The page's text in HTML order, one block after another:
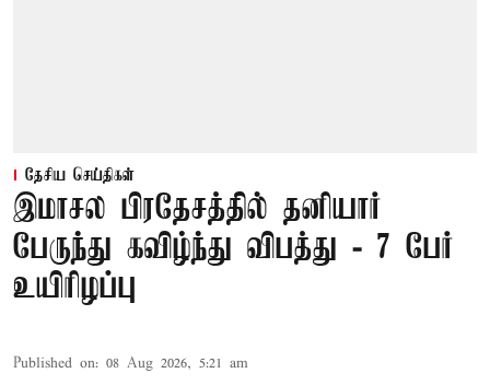
தேசிய செய்திகள்
இமாசல பிரதேசத்தில் தனியார்
பேருந்து கவிழ்ந்து விபத்து - 7 பேர்
உயிரிழப்பு
Published on: 08 Aug 2026, 5:21 am